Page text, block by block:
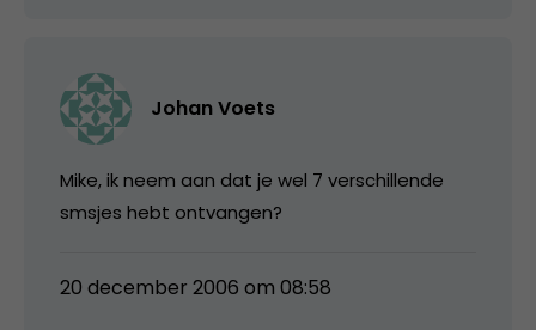
Johan Voets
Mike, ik neem aan dat je wel 7 verschillende
smsjes hebt ontvangen?
20 december 2006 om 08:58